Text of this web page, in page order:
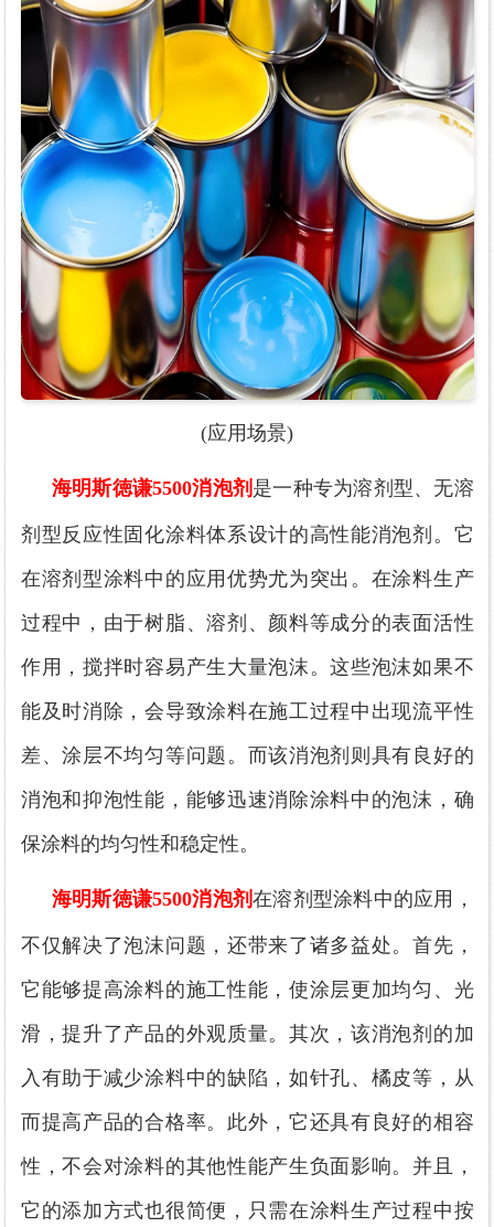
(应用场景)
海明斯徳谦5500消泡剂 是一种专为溶剂型、无溶
剂型反应性固化涂料体系设计的高性能消泡剂。它
在溶剂型涂料中的应用优势尤为突出。在涂料生产
过程中，由于树脂、溶剂、颜料等成分的表面活性
作用，搅拌时容易产生大量泡沫。这些泡沫如果不
能及时消除，会导致涂料在施工过程中出现流平性
差、涂层不均匀等问题。而该消泡剂则具有良好的
消泡和抑泡性能，能够迅速消除涂料中的泡沫，确
保涂料的均匀性和稳定性。
海明斯徳谦5500消泡剂在溶剂型涂料中的应用，
不仅解决了泡沫问题，还带来了诸多益处。首先，
它能够提高涂料的施工性能，使涂层更加均匀、光
滑，提升了产品的外观质量。其次，该消泡剂的加
入有助于减少涂料中的缺陷，如针孔、橘皮等，从
而提高产品的合格率。此外，它还具有良好的相容
性，不会对涂料的其他性能产生负面影响。并且，
它的添加方式也很简便，只需在涂料生产过程中按